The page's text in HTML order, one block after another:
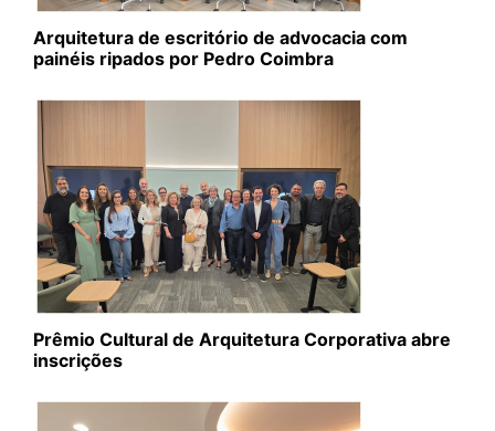
Arquitetura de escritório de advocacia com
painéis ripados por Pedro Coimbra
Prêmio Cultural de Arquitetura Corporativa abre
inscrições